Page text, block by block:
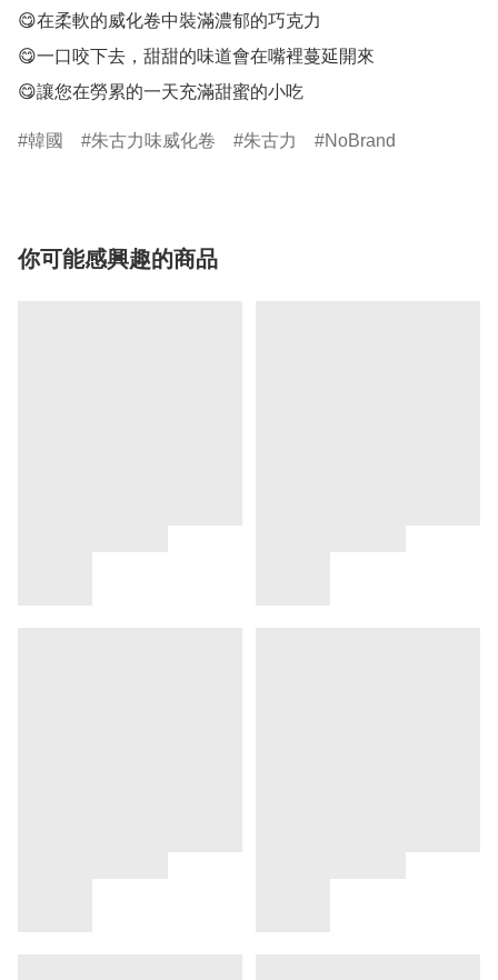
😋在柔軟的威化卷中裝滿濃郁的巧克力
😋一口咬下去，甜甜的味道會在嘴裡蔓延開來
😋讓您在勞累的一天充滿甜蜜的小吃
韓國 朱古力味威化卷 朱古力 NoBrand
你可能感興趣的商品